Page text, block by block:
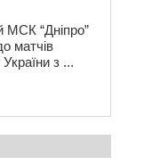
МСК “Дніпро”
матчів
з ...